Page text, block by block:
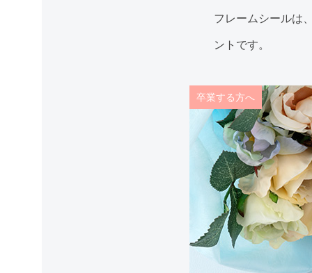
フレームシールは
ントです。
卒業する方へ